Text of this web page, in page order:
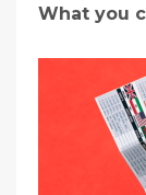
What you